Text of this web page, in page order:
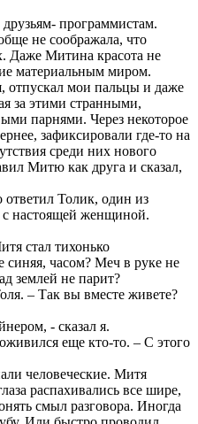
друзьям- программистам.
не соображала, что
Даже Митина красота не
материальным миром.
отпускал мои пальцы и даже
за этими странными,
парнями. Через некоторое
зафиксировали где-то на
среди них нового
Митю как друга и сказал,
ответил Толик, один из
с настоящей женщиной.
стал тихонько
синяя, часом? Меч в руке не
землей не парит?
– Так вы вместе живете?
- сказал я.
еще кто-то. – С этого
человеческие. Митя
распахивались все шире,
смыл разговора. Иногда